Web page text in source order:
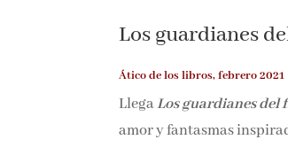
Los guardianes
Ático de los libros, febrero 2021
LlegaLos guardianes del
amor y fantasmas